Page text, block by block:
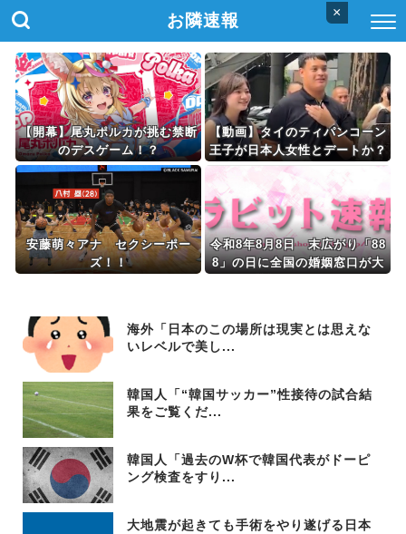
×
お隣速報
【開幕】尾丸ポルカが挑む禁断
のデスゲーム！？
【動画】タイのティパンコーン
王子が日本人女性とデートか？
安藤萌々アナ セクシーポー
ズ！！
令和8年8月8日 末広がり「88
8」の日に全国の婚姻窓口が大
海外「日本のこの場所は現実とは思えな
いレベルで美し...
韓国人「“韓国サッカー”性接待の試合結
果をご覧くだ...
韓国人「過去のW杯で韓国代表がドーピ
ング検査をすり...
大地震が起きても手術をやり遂げる日本